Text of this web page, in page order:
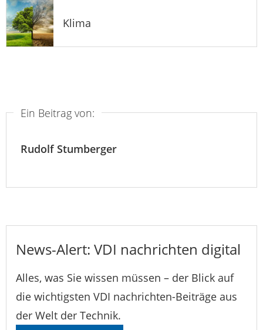
Klima
Ein Beitrag von:
Rudolf Stumberger
News-Alert: VDI nachrichten digital
Alles, was Sie wissen müssen – der Blick auf
die wichtigsten VDI nachrichten-Beiträge aus
der Welt der Technik.